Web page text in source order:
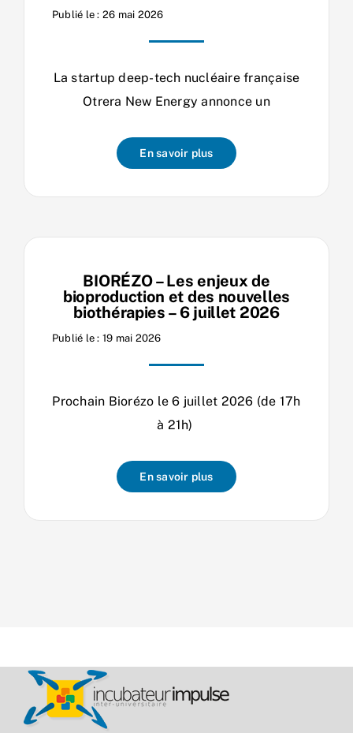
Publié le : 26 mai 2026
La startup deep-tech nucléaire française
Otrera New Energy annonce un
En savoir plus
BIORÉZO – Les enjeux de
bioproduction et des nouvelles
biothérapies – 6 juillet 2026
Publié le : 19 mai 2026
Prochain Biorézo le 6 juillet 2026 (de 17h
à 21h)
En savoir plus